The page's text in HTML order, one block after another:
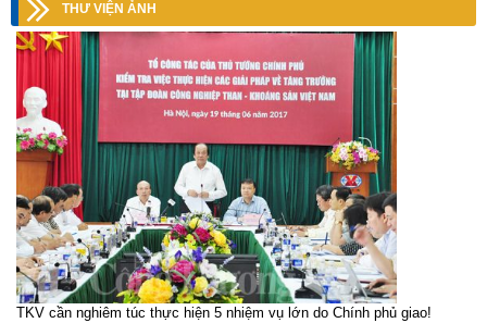
THƯ VIỆN ẢNH
TKV cần nghiêm túc thực hiện 5 nhiệm vụ lớn do Chính phủ giao!